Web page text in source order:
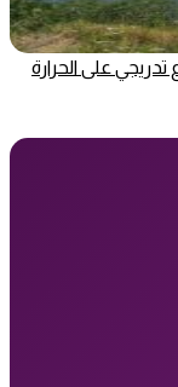
تدريجي على الحرارة